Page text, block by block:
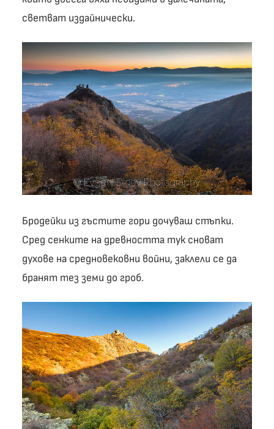
светват издайнически.
Бродейки из гъстите гори дочуваш стъпки.
Сред сенките на древността тук сноват
духове на средновековни войни, заклели се да
бранят тез земи до гроб.